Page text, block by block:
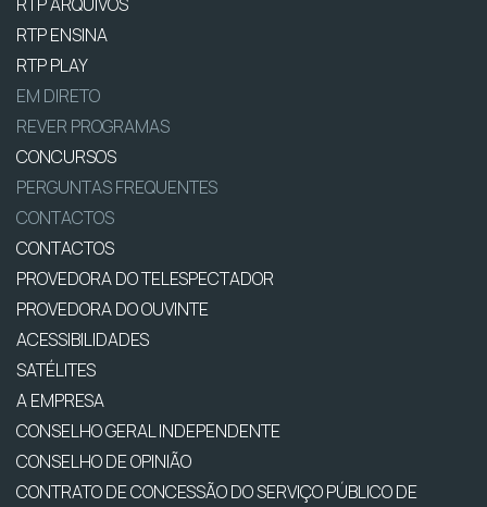
RTP ENSINA
RTP PLAY
EM DIRETO
REVER PROGRAMAS
CONCURSOS
PERGUNTAS FREQUENTES
CONTACTOS
CONTACTOS
PROVEDORA DO TELESPECTADOR
PROVEDORA DO OUVINTE
ACESSIBILIDADES
SATÉLITES
A EMPRESA
CONSELHO GERAL INDEPENDENTE
CONSELHO DE OPINIÃO
CONTRATO DE CONCESSÃO DO SERVIÇO PÚBLICO DE